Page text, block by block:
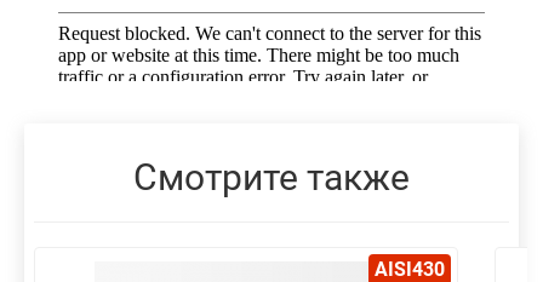
Смотрите также
AISI430